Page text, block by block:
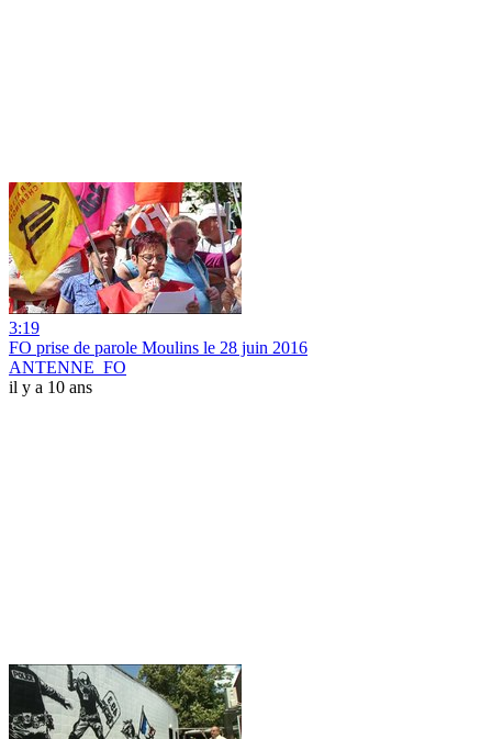
3:19
FO prise de parole Moulins le 28 juin 2016
ANTENNE_FO
il y a 10 ans